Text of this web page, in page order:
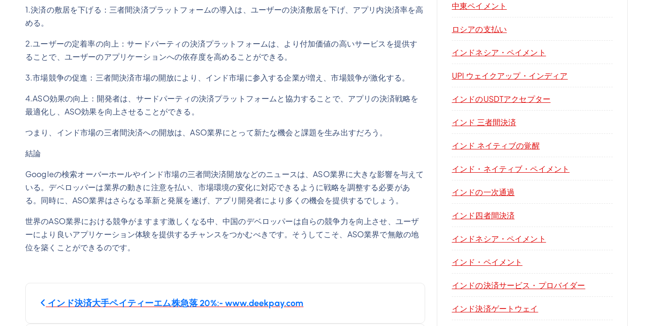
1.決済の敷居を下げる：三者間決済プラットフォームの導入は、ユーザーの決済敷居を下げ、アプリ内決済率を高
める。
2.ユーザーの定着率の向上：サードパーティの決済プラットフォームは、より付加価値の高いサービスを提供す
ることで、ユーザーのアプリケーションへの依存度を高めることができる。
3.市場競争の促進：三者間決済市場の開放により、インド市場に参入する企業が増え、市場競争が激化する。
4.ASO効果の向上：開発者は、サードパーティの決済プラットフォームと協力することで、アプリの決済戦略を
最適化し、ASO効果を向上させることができる。
つまり、インド市場の三者間決済への開放は、ASO業界にとって新たな機会と課題を生み出すだろう。
結論
Googleの検索オーバーホールやインド市場の三者間決済開放などのニュースは、ASO業界に大きな影響を与えて
いる。デベロッパーは業界の動きに注意を払い、市場環境の変化に対応できるように戦略を調整する必要があ
る。同時に、ASO業界はさらなる革新と発展を遂げ、アプリ開発者により多くの機会を提供するでしょう。
世界のASO業界における競争がますます激しくなる中、中国のデベロッパーは自らの競争力を向上させ、ユーザ
ーにより良いアプリケーション体験を提供するチャンスをつかむべきです。そうしてこそ、ASO業界で無敵の地
位を築くことができるのです。
投 インド決済大手ペイティーエム株急落 20%:- www.deekpay.com
中東ペイメント
ロシアの支払い
インドネシア・ペイメント
UPI ウェイクアップ・インディア
インドのUSDTアクセプター
インド 三者間決済
インド ネイティブの覚醒
インド・ネイティブ・ペイメント
インドの一次通過
インド四者間決済
インドネシア・ペイメント
インド・ペイメント
インドの決済サービス・プロバイダー
インド決済ゲートウェイ